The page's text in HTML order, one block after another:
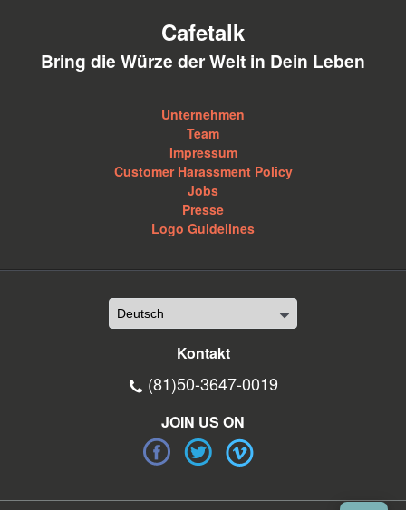
Cafetalk
Bring die Würze der Welt in Dein Leben
Unternehmen
Team
Impressum
Customer Harassment Policy
Jobs
Presse
Logo Guidelines
Kontakt
(81)50-3647-0019
JOIN US ON